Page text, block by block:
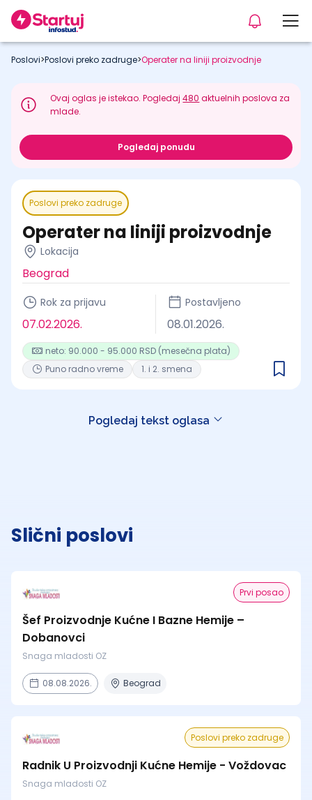
Poslovi>Poslovi preko zadruge>Operater na liniji proizvodnje
Ovaj oglas je istekao. Pogledaj480 aktuelnih poslova za
mlade.
Pogledaj ponudu
Poslovi preko zadruge
Operater na liniji proizvodnje
Lokacija
Beograd
Rok za prijavu
07.02.2026.
Postavljeno
08.01.2026.
neto: 90.000 - 95.000 RSD (mesečna plata)
Puno radno vreme
1. i 2. smena
Pogledaj tekst oglasa
Slični poslovi
Prvi posao
Šef Proizvodnje Kućne I Bazne Hemije –
Dobanovci
Snaga mladosti OZ
08.08.2026. Beograd
Poslovi preko zadruge
Radnik U Proizvodnji Kućne Hemije - Voždovac
Snaga mladosti OZ